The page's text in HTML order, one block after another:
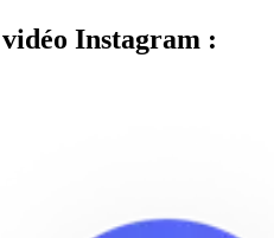
Instagram :